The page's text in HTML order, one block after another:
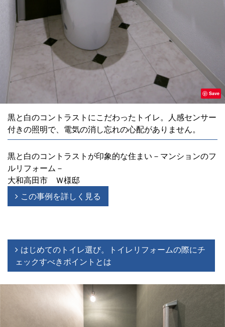
Save
黒と白のコントラストにこだわったトイレ。人感センサー
付きの照明で、電気の消し忘れの心配がありません。
黒と白のコントラストが印象的な住まい－マンションのフ
ルリフォーム－
大和高田市 Ｗ様邸
この事例を詳しく見る
はじめてのトイレ選び。トイレリフォームの際にチ
ェックすべきポイントとは